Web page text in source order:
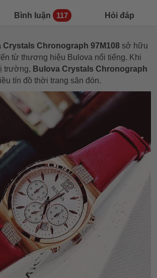
Bình luận 117 Hỏi đáp
Chronograph 97M108 sở hữu
từ thương hiệu Bulova nổi tiếng. Khi
trường, Bulova Crystals Chronograph
tín đồ thời trang săn đón.